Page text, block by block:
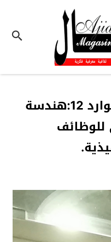
مفاهيم قاعة الموارد 12:هندسة
للوظائف